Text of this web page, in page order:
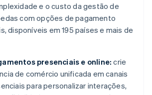
e o custo da gestão de
com opções de pagamento
disponíveis em 195 países e mais de
presenciais e online:crie
de comércio unificada em canais
para personalizar interações,